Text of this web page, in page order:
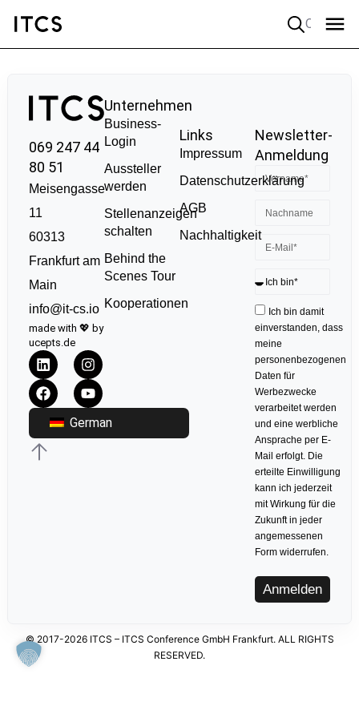
069 247 44
80 51
Meisengasse
11
60313
Frankfurt am
Main
info@it-cs.io
made with 💖 by
ucepts.de
German
Unternehmen
Business-
Login
Aussteller
werden
Stellenanzeigen
schalten
Behind the
Scenes Tour
Kooperationen
Links
Impressum
Datenschutzerklärung
AGB
Nachhaltigkeit
Newsletter-
Anmeldung
Ich bin damit
einverstanden, dass
meine
personenbezogenen
Daten für
Werbezwecke
verarbeitet werden
und eine werbliche
Ansprache per E-
Mail erfolgt. Die
erteilte Einwilligung
kann ich jederzeit
mit Wirkung für die
Zukunft in jeder
angemessenen
Form widerrufen.
Anmelden
© 2017-2026 ITCS – ITCS Conference GmbH Frankfurt. ALL RIGHTS
RESERVED.